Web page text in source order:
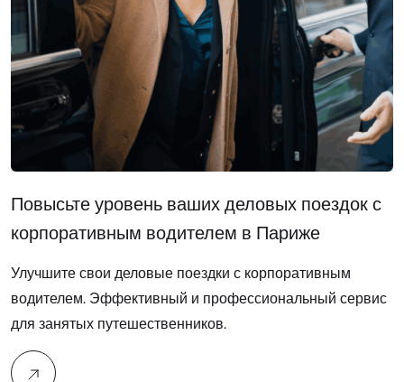
Повысьте уровень ваших деловых поездок с
корпоративным водителем в Париже
Улучшите свои деловые поездки с корпоративным
водителем. Эффективный и профессиональный сервис
для занятых путешественников.